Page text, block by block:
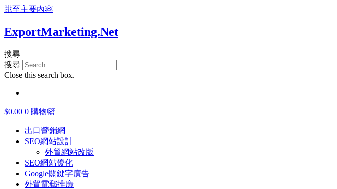
跳至主要內容
ExportMarketing.Net
搜尋
搜尋
Close this search box.
$0.00 0 購物籃
出口營銷網
SEO網站設計
外貿網站改版
SEO網站優化
Google關鍵字廣告
外貿電郵推廣